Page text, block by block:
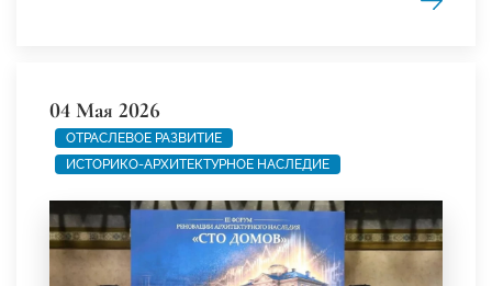
04 Мая 2026
ОТРАСЛЕВОЕ РАЗВИТИЕ
ИСТОРИКО-АРХИТЕКТУРНОЕ НАСЛЕДИЕ